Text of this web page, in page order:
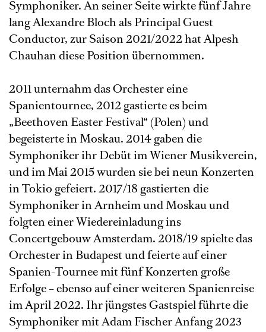
Symphoniker. An seiner Seite wirkte fünf Jahre
lang Alexandre Bloch als Principal Guest
Conductor, zur Saison 2021/2022 hat Alpesh
Chauhan diese Position übernommen.
2011 unternahm das Orchester eine
Spanientournee, 2012 gastierte es beim
„Beethoven Easter Festival“ (Polen) und
begeisterte in Moskau. 2014 gaben die
Symphoniker ihr Debüt im Wiener Musikverein,
und im Mai 2015 wurden sie bei neun Konzerten
in Tokio gefeiert. 2017/18 gastierten die
Symphoniker in Arnheim und Moskau und
folgten einer Wiedereinladung ins
Concertgebouw Amsterdam. 2018/19 spielte das
Orchester in Budapest und feierte auf einer
Spanien-Tournee mit fünf Konzerten große
Erfolge – ebenso auf einer weiteren Spanienreise
im April 2022. Ihr jüngstes Gastspiel führte die
Symphoniker mit Adam Fischer Anfang 2023